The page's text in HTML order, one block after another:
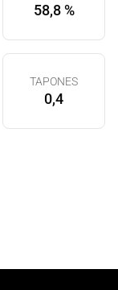
58,8 %
TAPONES
0,4